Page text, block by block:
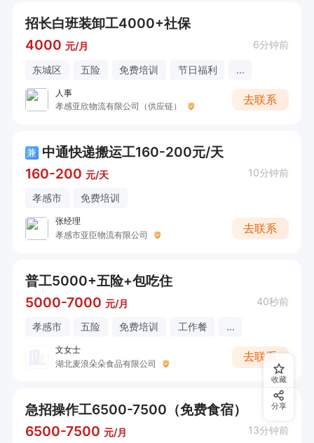
招长白班装卸工4000+社保
4000 元/月 6分钟前
东城区 五险 免费培训 节日福利 ...
人事
孝感亚欣物流有限公司（供应链）
去联系
兼 中通快递搬运工160-200元/天
160-200 元/天 10分钟前
孝感市 免费培训
张经理
孝感市亚臣物流有限公司
去联系
普工5000+五险+包吃住
5000-7000 元/月 40秒前
孝感市 五险 免费培训 工作餐 ...
文女士
湖北麦浪朵朵食品有限公司
去联系
急招操作工6500-7500（免费食宿）
6500-7500 元/月 13分钟前
收藏
分享